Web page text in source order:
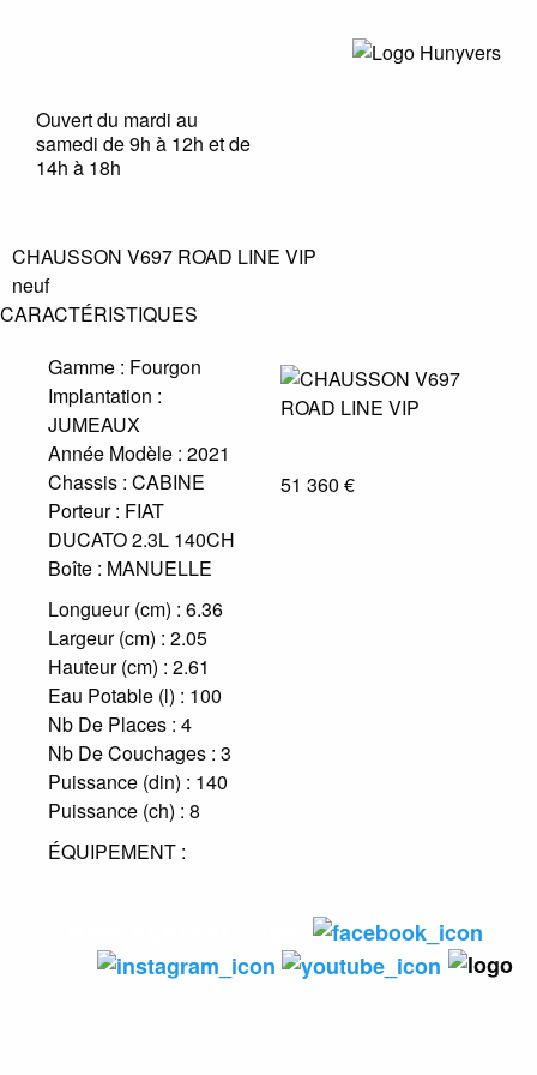
Ouvert du mardi au
samedi de 9h à 12h et de
14h à 18h
CHAUSSON V697 ROAD LINE VIP
neuf
CARACTÉRISTIQUES
Gamme : Fourgon
Implantation :
JUMEAUX
Année Modèle : 2021
Chassis : CABINE
Porteur : FIAT
DUCATO 2.3L 140CH
Boîte : MANUELLE
Longueur (cm) : 6.36
Largeur (cm) : 2.05
Hauteur (cm) : 2.61
Eau Potable (l) : 100
Nb De Places : 4
Nb De Couchages : 3
Puissance (din) : 140
Puissance (ch) : 8
ÉQUIPEMENT :
51 360 €